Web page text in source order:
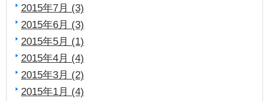
2015年7月 (3)
2015年6月 (3)
2015年5月 (1)
2015年4月 (4)
2015年3月 (2)
2015年1月 (4)